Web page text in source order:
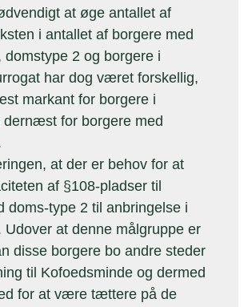
at øge antallet af
i antallet af borgere med
domstype 2 og borgere i
har dog været forskellig,
markant for borgere i
for borgere med
at der er behov for at
af §108-pladser til
doms-type 2 til anbringelse i
Udover at denne målgruppe er
disse borgere bo andre steder
til Kofoedsminde og dermed
for at være tættere på de